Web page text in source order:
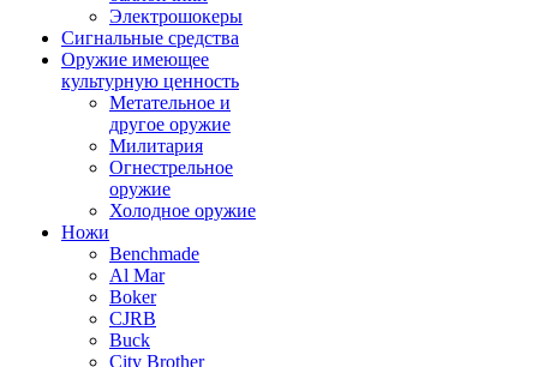
Электрошокеры
Сигнальные средства
Оружие имеющее
культурную ценность
Метательное и
другое оружие
Милитария
Огнестрельное
оружие
Холодное оружие
Ножи
Benchmade
Al Mar
Boker
CJRB
Buck
City Brother